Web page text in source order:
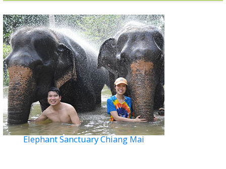
Elephant Sanctuary Chiang Mai